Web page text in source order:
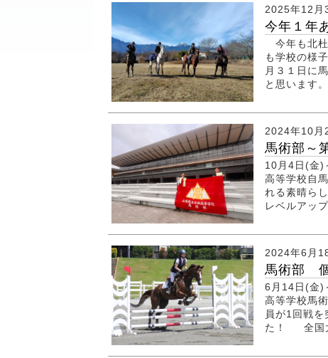
2025年12月
今年１年
今年も北杜
も学校の様
月３１日に
と思います
2024年10月
馬術部～
10月4日(金)
高等学校自
れる素晴ら
レベルアッ
2024年6月
馬術部
6月14日(金)
高等学校馬
員が1回戦を
た！ 全国